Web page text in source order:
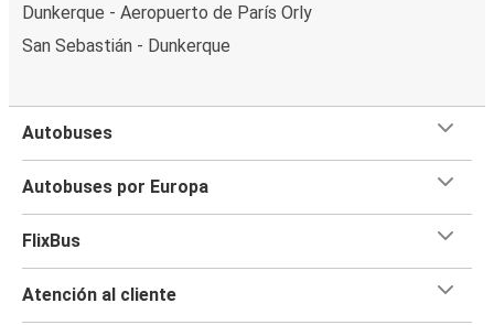
Dunkerque - Aeropuerto de París Orly
San Sebastián - Dunkerque
Autobuses
Autobuses por Europa
FlixBus
Atención al cliente